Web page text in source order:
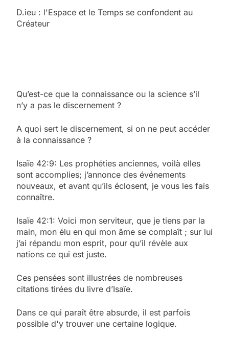
D.ieu : l'Espace et le Temps se confondent au
Créateur
Qu’est-ce que la connaissance ou la science s’il
n’y a pas le discernement ?
A quoi sert le discernement, si on ne peut accéder
à la connaissance ?
Isaïe 42:9: Les prophéties anciennes, voilà elles
sont accomplies; j’annonce des événements
nouveaux, et avant qu’ils éclosent, je vous les fais
connaître.
Isaïe 42:1: Voici mon serviteur, que je tiens par la
main, mon élu en qui mon âme se complaît ; sur lui
j’ai répandu mon esprit, pour qu’il révèle aux
nations ce qui est juste.
Ces pensées sont illustrées de nombreuses
citations tirées du livre d’Isaïe.
Dans ce qui paraît être absurde, il est parfois
possible d'y trouver une certaine logique.